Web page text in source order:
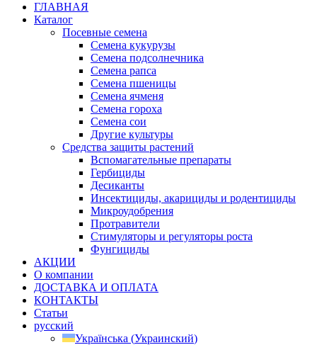
ГЛАВНАЯ
Каталог
Посевные семена
Семена кукурузы
Семена подсолнечника
Семена рапса
Семена пшеницы
Семена ячменя
Семена гороха
Семена сои
Другие культуры
Средства защиты растений
Вспомагательные препараты
Гербициды
Десиканты
Инсектициды, акарициды и родентициды
Микроудобрения
Протравители
Стимуляторы и регуляторы роста
Фунгициды
АКЦИИ
О компании
ДОСТАВКА И ОПЛАТА
КОНТАКТЫ
Статьи
русский
Українська (Украинский)